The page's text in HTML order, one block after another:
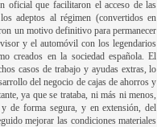
oficial que facilitaron el acceso de las
adeptos al régimen (convertidos en
un motivo definitivo para permanecer
y el automóvil con los legendarios
creados en la sociedad española. El
casos de trabajo y ayudas extras, lo
del negocio de cajas de ahorros y
ya que se trataba, ni más ni menos,
de forma segura, y en extensión, del
mejorar las condiciones materiales